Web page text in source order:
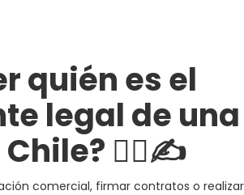
quién es el
legal de una
Chile? 🕵️‍♀️✍️
comercial, firmar contratos o